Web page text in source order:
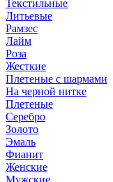
Текстильные
Литьевые
Рамзес
Лайм
Роза
Жесткие
Плетеные с шармами
На черной нитке
Плетеные
Серебро
Золото
Эмаль
Фианит
Женские
Мужские